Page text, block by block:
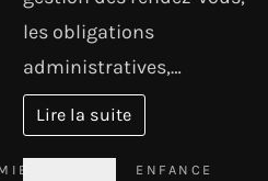
les obligations
administratives,…
Lire la suite
ENFANCE